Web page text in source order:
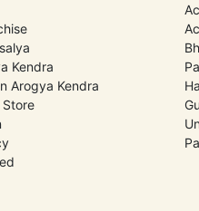
Kendra
Arogya Kendra
Store